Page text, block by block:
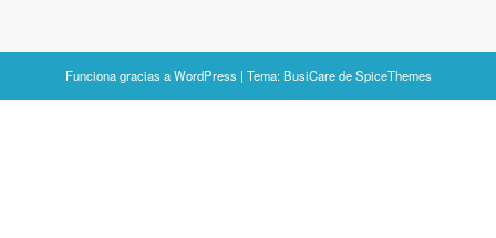
Funciona gracias aWordPress | Tema:BusiCaredeSpiceThemes